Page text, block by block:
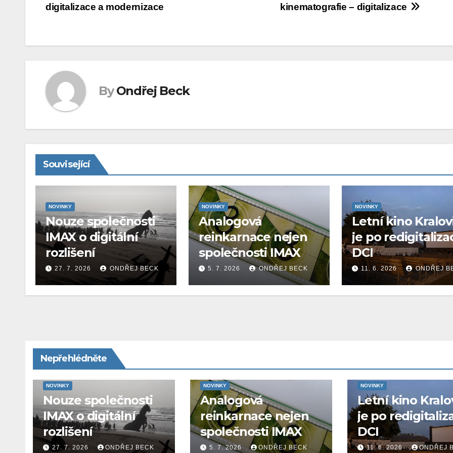
pro
kinematografie – digitalizace
digitalizace a modernizace
By Ondřej Beck
Související
NOVINKY
Nouze společnosti
IMAX o digitální
rozlišení
27. 7. 2026 ONDŘEJ BECK
NOVINKY
Analogová
reinkarnace nejen
společnosti IMAX
5. 7. 2026 ONDŘEJ BECK
NOVINKY
Letní kino
je po
DCI
11. 6. 2026 ONDŘEJ
Nepřehlédněte
NOVINKY
Nouze společnosti
IMAX o digitální
rozlišení
27. 7. 2026 ONDŘEJ BECK
NOVINKY
Analogová
reinkarnace nejen
společnosti IMAX
5. 7. 2026 ONDŘEJ BECK
NOVINKY
Letní kino
je po
DCI
11. 6. 2026 ONDŘEJ